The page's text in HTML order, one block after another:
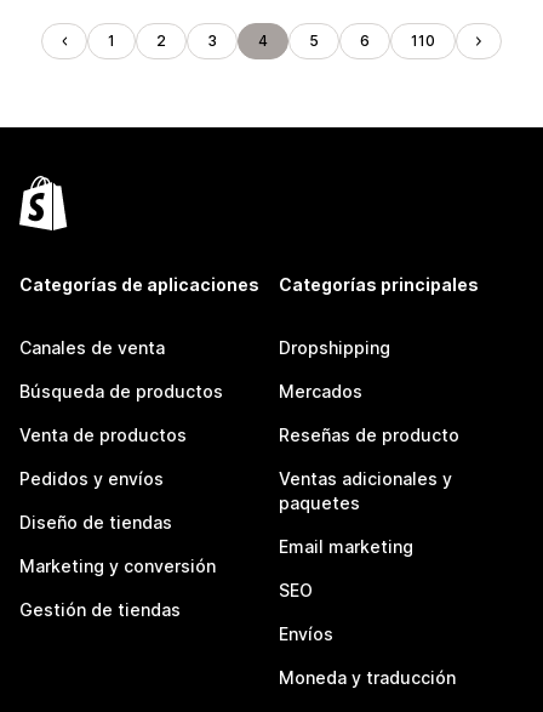
1 2 3 4 5 6 110
Categorías de aplicaciones
Canales de venta
Búsqueda de productos
Venta de productos
Pedidos y envíos
Diseño de tiendas
Marketing y conversión
Gestión de tiendas
Categorías principales
Dropshipping
Mercados
Reseñas de producto
Ventas adicionales y
paquetes
Email marketing
SEO
Envíos
Moneda y traducción